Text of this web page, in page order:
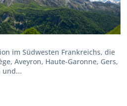
im Südwesten Frankreichs, die
Aveyron, Haute-Garonne, Gers,
und...